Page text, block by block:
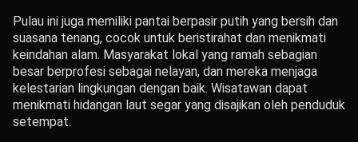
Pulau ini juga memiliki pantai berpasir putih yang bersih dan
suasana tenang, cocok untuk beristirahat dan menikmati
keindahan alam. Masyarakat lokal yang ramah sebagian
besar berprofesi sebagai nelayan, dan mereka menjaga
kelestarian lingkungan dengan baik. Wisatawan dapat
menikmati hidangan laut segar yang disajikan oleh penduduk
setempat.